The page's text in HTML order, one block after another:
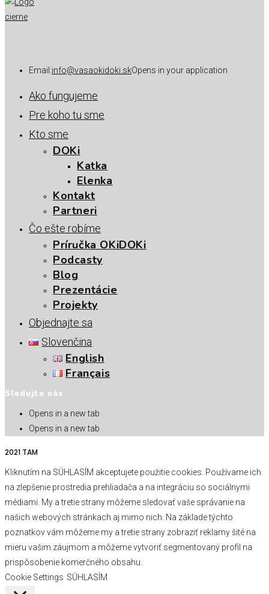
Email:info@vasaokidoki.skOpens in your application
Ako fungujeme
Pre koho tu sme
Kto sme
DOKi
Katka
Elenka
Kontakt
Partneri
Čo ešte robíme
Príručka OKiDOKi
Podcasty
Blog
Prezentácie
Projekty
Objednajte sa
Slovenčina
English
Français
Sledujte nás
Opens in a new tab
Opens in a new tab
2021 TAM
Kliknutím na SÚHLASÍM akceptujete použitie cookies. Používame ich
na zlepšenie prostredia prehliadača a na integráciu so sociálnymi
médiami. My a tretie strany môžeme sledovať vaše správanie na
našich webových stránkach aj mimo nich. Na základe týchto
poznatkov vám môžeme my a tretie strany zobraziť reklamy šité na
mieru vašim záujmom a môžeme vytvoriť segmentovaný profil na
prispôsobenie komerčného obsahu.
Cookie Settings SÚHLASÍM